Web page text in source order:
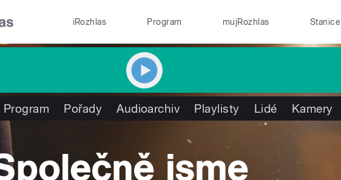
iRozhlas Program mujRozhlas Stanice
Program Pořady Audioarchiv Playlisty Lidé Kamery